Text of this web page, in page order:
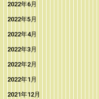
2022年6月
2022年5月
2022年4月
2022年3月
2022年2月
2022年1月
2021年12月